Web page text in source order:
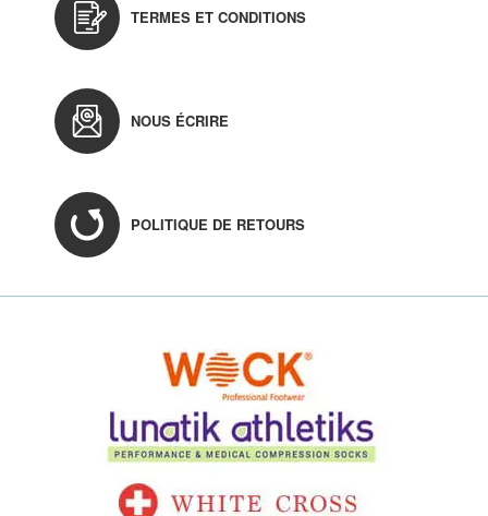
TERMES ET CONDITIONS
NOUS ÉCRIRE
POLITIQUE DE RETOURS